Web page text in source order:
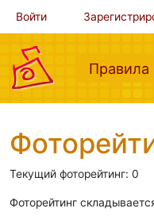
Войти
Правила
Текущий фоторейтинг: 0
Фоторейтинг